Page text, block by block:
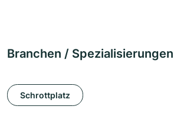
Branchen / Spezialisierungen
Schrottplatz